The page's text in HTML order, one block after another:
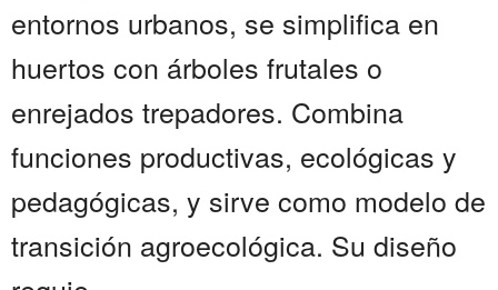
entornos urbanos, se simplifica en
huertos con árboles frutales o
enrejados trepadores. Combina
funciones productivas, ecológicas y
pedagógicas, y sirve como modelo de
transición agroecológica. Su diseño